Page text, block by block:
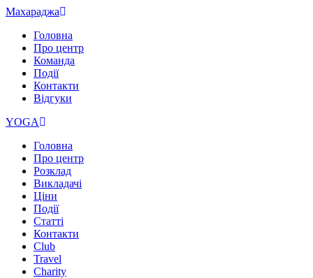
Махараджа
Головна
Про центр
Команда
Події
Контакти
Відгуки
YOGA
Головна
Про центр
Розклад
Викладачі
Ціни
Події
Статті
Контакти
Club
Travel
Charity